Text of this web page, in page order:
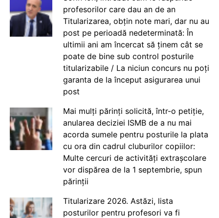
profesorilor care dau an de an
Titularizarea, obțin note mari, dar nu au
post pe perioadă nedeterminată: În
ultimii ani am încercat să ținem cât se
poate de bine sub control posturile
titularizabile / La niciun concurs nu poți
garanta de la început asigurarea unui
post
Mai mulți părinți solicită, într-o petiție,
anularea deciziei ISMB de a nu mai
acorda sumele pentru posturile la plata
cu ora din cadrul cluburilor copiilor:
Multe cercuri de activități extrașcolare
vor dispărea de la 1 septembrie, spun
părinții
Titularizare 2026. Astăzi, lista
posturilor pentru profesori va fi